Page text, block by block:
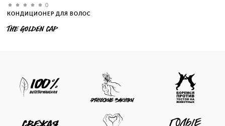
0
КОНДИЦИОНЕР ДЛЯ ВОЛОС
THE GOLDEN CAP